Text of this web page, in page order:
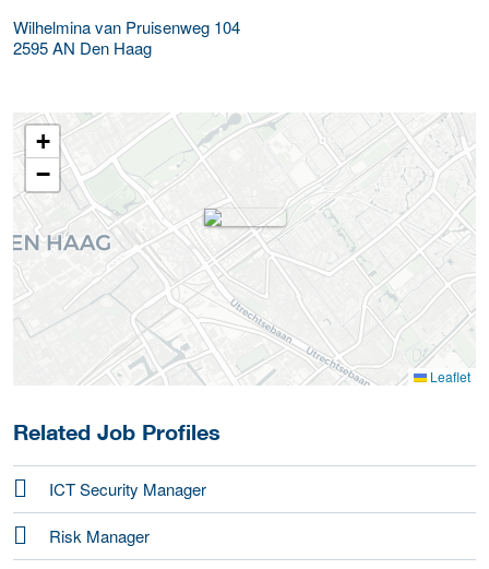
Wilhelmina van Pruisenweg 104
2595 AN Den Haag
+
−
Leaflet
Related Job Profiles
ICT Security Manager
Risk Manager